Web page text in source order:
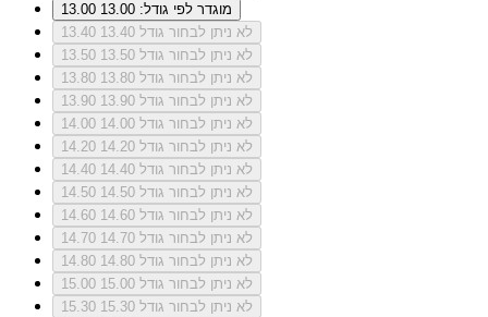
13.00
מוגדר לפי גודל: 13.00
13.40
לא ניתן לבחור גודל 13.40
13.50
לא ניתן לבחור גודל 13.50
13.80
לא ניתן לבחור גודל 13.80
13.90
לא ניתן לבחור גודל 13.90
14.00
לא ניתן לבחור גודל 14.00
14.20
לא ניתן לבחור גודל 14.20
14.40
לא ניתן לבחור גודל 14.40
14.50
לא ניתן לבחור גודל 14.50
14.60
לא ניתן לבחור גודל 14.60
14.70
לא ניתן לבחור גודל 14.70
14.80
לא ניתן לבחור גודל 14.80
15.00
לא ניתן לבחור גודל 15.00
15.30
לא ניתן לבחור גודל 15.30